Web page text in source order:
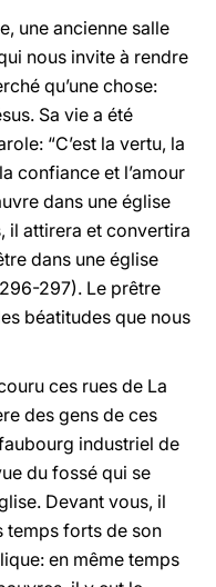
une ancienne salle
nous invite à rendre
qu’une chose:
Sa vie a été
“C’est la vertu, la
confiance et l’amour
dans une église
il attirera et convertira
dans une église
297). Le prêtre
béatitudes que nous
ces rues de La
des gens de ces
industriel de
du fossé qui se
Devant vous, il
temps forts de son
en même temps